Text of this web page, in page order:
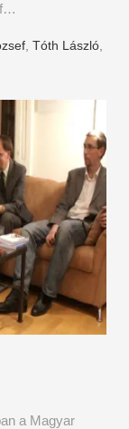
, Tóth László,
a Magyar